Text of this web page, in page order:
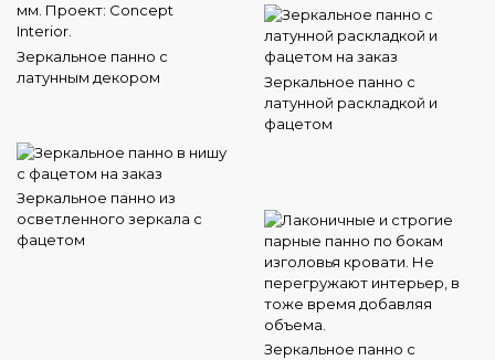
Зеркальное панно с
латунным декором
Зеркальное панно с
латунной раскладкой и
фацетом
Зеркальное панно из
осветленного зеркала с
фацетом
Зеркальное панно с